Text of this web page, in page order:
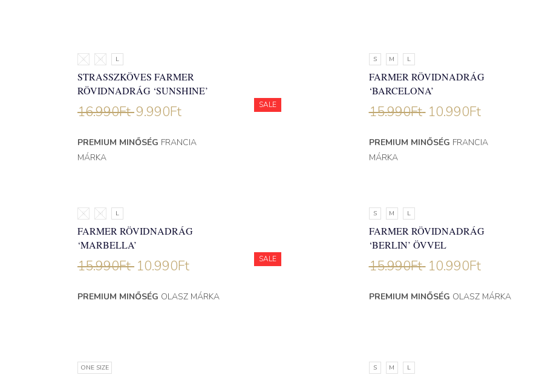
S M L
STRASSZKÖVES FARMER
RÖVIDNADRÁG ‘SUNSHINE’
16.990Ft 9.990Ft
PREMIUM MINŐSÉG FRANCIA
MÁRKA
SALE
S M L
FARMER RÖVIDNADRÁG
‘BARCELONA’
15.990Ft 10.990Ft
PREMIUM MINŐSÉG FRANCIA
MÁRKA
S M L
FARMER RÖVIDNADRÁG
‘MARBELLA’
15.990Ft 10.990Ft
PREMIUM MINŐSÉG OLASZ MÁRKA
SALE
S M L
FARMER RÖVIDNADRÁG
‘BERLIN’ ÖVVEL
15.990Ft 10.990Ft
PREMIUM MINŐSÉG OLASZ MÁRKA
ONE SIZE S M L